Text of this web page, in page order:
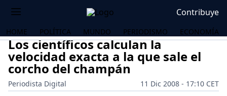
Contribuye
HOME POLÍTICA MUNDO PERIODISMO ECONOMÍA
Los científicos calculan la
velocidad exacta a la que sale el
corcho del champán
Periodista Digital
11 Dic 2008 - 17:10 CET